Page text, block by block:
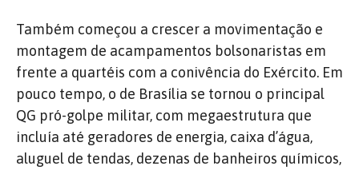
Também começou a crescer a movimentação e
montagem de acampamentos bolsonaristas em
frente a quartéis com a conivência do Exército. Em
pouco tempo, o de Brasília se tornou o principal
QG pró-golpe militar, com megaestrutura que
incluía até geradores de energia, caixa d’água,
aluguel de tendas, dezenas de banheiros químicos,